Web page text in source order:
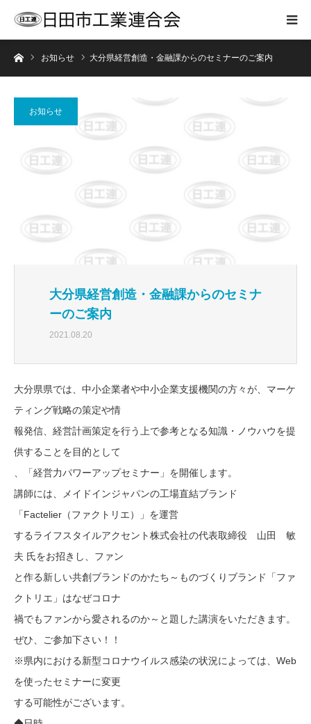
ホームお知らせ 大分県経営創造・金融課からのセミナーのご案内
お知らせ
大分県経営創造・金融課からのセミナ
ーのご案内
2021.08.20
大分県県では、中小企業者や中小企業支援機関の方々が、マーケ
ティング戦略の策定や情
報発信、経営計画策定を行う上で参考となる知識・ノウハウを提
供することを目的として
、「経営力パワーアップセミナー」を開催します。
講師には、メイドインジャパンの工場直結ブランド
「Factelier（ファクトリエ）」を運営
するライフスタイルアクセント株式会社の代表取締役 山田 敏
夫 氏をお招きし、ファン
と作る新しい共創ブランドのかたち～ものづくりブランド「ファ
クトリエ」はなぜコロナ
禍でもファンから愛されるのか～と題した講演をいただきます。
ぜひ、ご参加下さい！！
※県内における新型コロナウイルス感染の状況によっては、Web
を使ったセミナーに変更
する可能性がございます。